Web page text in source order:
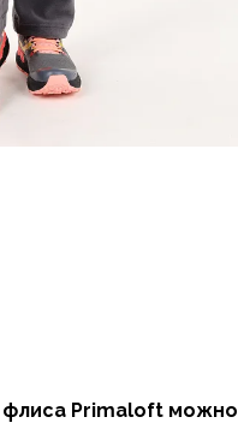
флиса Primaloft можно